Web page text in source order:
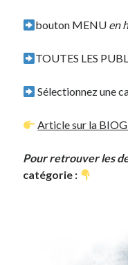
bouton MENU en
TOUTES LES
Sélectionnez une
Article sur la
Pour retrouver les
catégorie :